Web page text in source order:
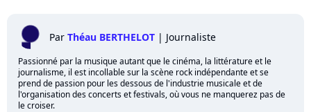
Par Théau BERTHELOT | Journaliste
Passionné par la musique autant que le cinéma, la littérature et le
journalisme, il est incollable sur la scène rock indépendante et se
prend de passion pour les dessous de l'industrie musicale et de
l'organisation des concerts et festivals, où vous ne manquerez pas de
le croiser.